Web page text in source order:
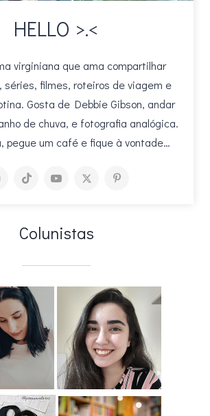
HELLO >.<
virginiana que ama compartilhar
séries, filmes, roteiros de viagem e
Gosta de Debbie Gibson, andar
de chuva, e fotografia analógica.
pegue um café e fique à vontade…
Colunistas